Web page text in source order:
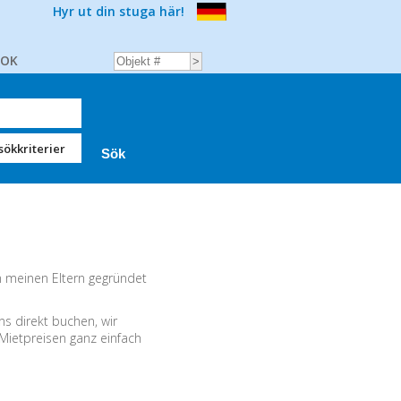
Hyr ut din stuga här!
meinen Eltern gegründet
direkt buchen, wir
ganz einfach